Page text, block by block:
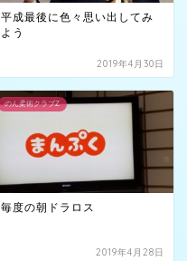
平成最後に色々思い出してみ
よう
2019年4月30日
のん柔術クラブZ
毎度の朝ドラロス
2019年4月28日